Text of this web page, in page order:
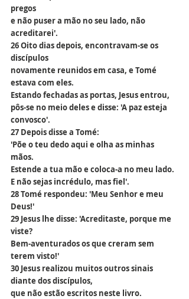
pregos
e não puser a mão no seu lado, não
acreditarei'.
26 Oito dias depois, encontravam-se os
discípulos
novamente reunidos em casa, e Tomé
estava com eles.
Estando fechadas as portas, Jesus entrou,
pôs-se no meio deles e disse: 'A paz esteja
convosco'.
27 Depois disse a Tomé:
'Põe o teu dedo aqui e olha as minhas
mãos.
Estende a tua mão e coloca-a no meu lado.
E não sejas incrédulo, mas fiel'.
28 Tomé respondeu: 'Meu Senhor e meu
Deus!'
29 Jesus lhe disse: 'Acreditaste, porque me
viste?
Bem-aventurados os que creram sem
terem visto!'
30 Jesus realizou muitos outros sinais
diante dos discípulos,
que não estão escritos neste livro.